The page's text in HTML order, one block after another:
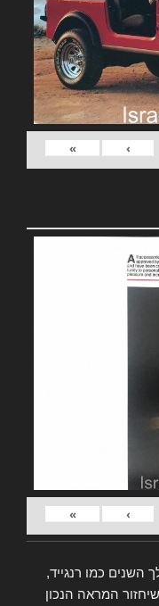
›
»
›
»
השנים כמו רנגייד,
המראה הנכון